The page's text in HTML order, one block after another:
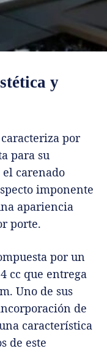
y
por
para su
carenado
imponente
apariencia
porte.
por un
cc que entrega
Uno de sus
de
característica
de este